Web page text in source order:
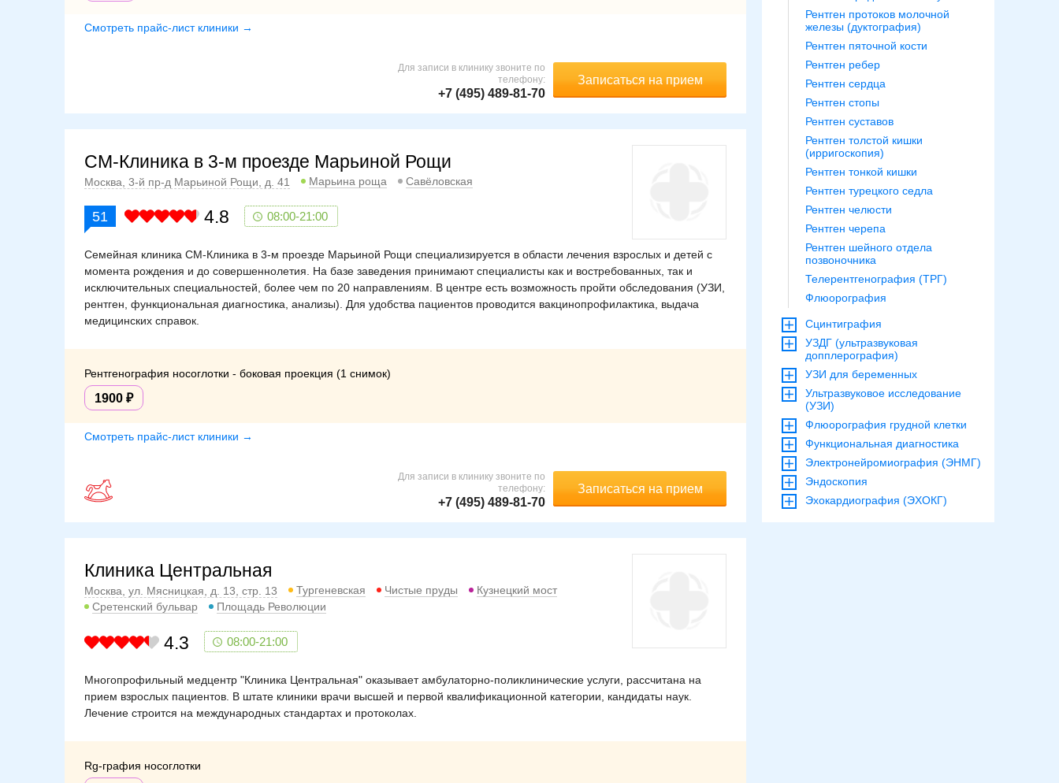
Смотреть прайс-лист клиники →
Записаться на прием
Для записи в клинику звоните по
телефону:
+7 (495) 489-81-70
СМ-Клиника в 3-м проезде Марьиной Рощи
Москва, 3-й пр-д Марьиной Рощи, д. 41 Марьина роща Савёловская
51 4.8 08:00-21:00
Семейная клиника СМ-Клиника в 3-м проезде Марьиной Рощи специализируется в области лечения взрослых и детей с
момента рождения и до совершеннолетия. На базе заведения принимают специалисты как и востребованных, так и
исключительных специальностей, более чем по 20 направлениям. В центре есть возможность пройти обследования (УЗИ,
рентген, функциональная диагностика, анализы). Для удобства пациентов проводится вакцинопрофилактика, выдача
медицинских справок.
Рентгенография носоглотки - боковая проекция (1 снимок)
1900
Смотреть прайс-лист клиники →
Записаться на прием
Для записи в клинику звоните по
телефону:
+7 (495) 489-81-70
Клиника Центральная
Москва, ул. Мясницкая, д. 13, стр. 13 Тургеневская Чистые пруды
Кузнецкий мост
Сретенский бульвар
Площадь Революции
4.3 08:00-21:00
Многопрофильный медцентр "Клиника Центральная" оказывает амбулаторно-поликлинические услуги, рассчитана на
прием взрослых пациентов. В штате клиники врачи высшей и первой квалификационной категории, кандидаты наук.
Лечение строится на международных стандартах и протоколах.
Rg-графия носоглотки
Рентген протоков молочной
железы (дуктография)
Рентген пяточной кости
Рентген ребер
Рентген сердца
Рентген стопы
Рентген суставов
Рентген толстой кишки
(ирригоскопия)
Рентген тонкой кишки
Рентген турецкого седла
Рентген челюсти
Рентген черепа
Рентген шейного отдела
позвоночника
Телерентгенография (ТРГ)
Флюорография
Сцинтиграфия
УЗДГ (ультразвуковая
допплерография)
УЗИ для беременных
Ультразвуковое исследование
(УЗИ)
Флюорография грудной клетки
Функциональная диагностика
Электронейромиография (ЭНМГ)
Эндоскопия
Эхокардиография (ЭХОКГ)